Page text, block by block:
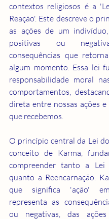
contextos religiosos é a
Reação'. Este descreve o
as ações de um
positivas ou
consequências que
algum momento. Essa lei
responsabilidade moral
comportamentos,
direta entre nossas ações e
que recebemos.
O princípio central da Lei
conceito de Karma,
compreender tanto a Lei
quanto a Reencarnação.
que significa 'ação'
representa as
ou negativas, das ações